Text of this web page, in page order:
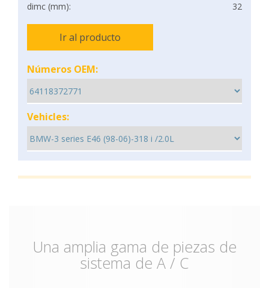
dimc (mm):
32
Ir al producto
Números OEM:
Vehicles:
Una amplia gama de piezas de
sistema de A / C